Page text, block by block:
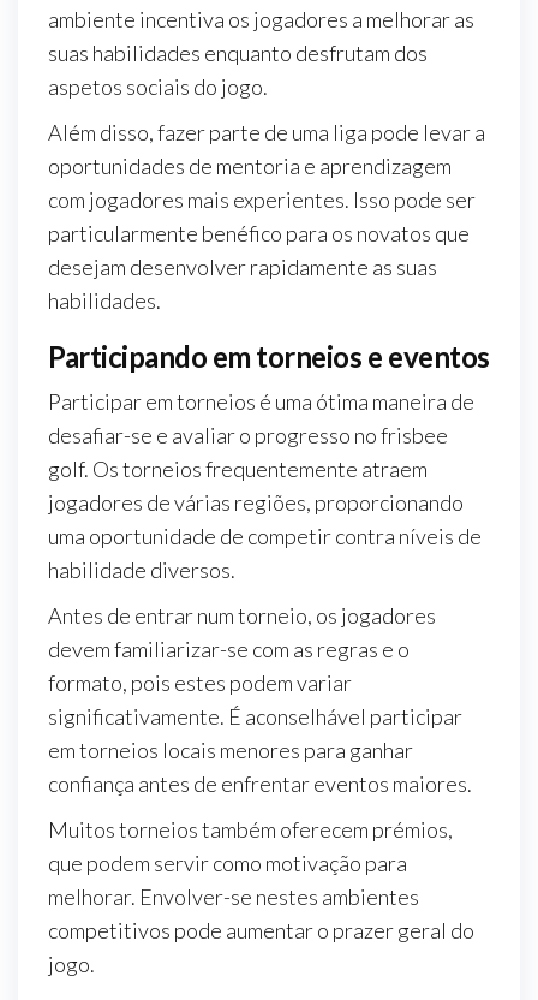
ambiente incentiva os jogadores a melhorar as
suas habilidades enquanto desfrutam dos
aspetos sociais do jogo.
Além disso, fazer parte de uma liga pode levar a
oportunidades de mentoria e aprendizagem
com jogadores mais experientes. Isso pode ser
particularmente benéfico para os novatos que
desejam desenvolver rapidamente as suas
habilidades.
Participando em torneios e eventos
Participar em torneios é uma ótima maneira de
desafiar-se e avaliar o progresso no frisbee
golf. Os torneios frequentemente atraem
jogadores de várias regiões, proporcionando
uma oportunidade de competir contra níveis de
habilidade diversos.
Antes de entrar num torneio, os jogadores
devem familiarizar-se com as regras e o
formato, pois estes podem variar
significativamente. É aconselhável participar
em torneios locais menores para ganhar
confiança antes de enfrentar eventos maiores.
Muitos torneios também oferecem prémios,
que podem servir como motivação para
melhorar. Envolver-se nestes ambientes
competitivos pode aumentar o prazer geral do
jogo.